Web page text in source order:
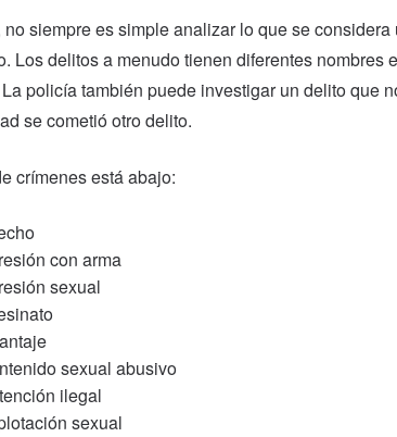
no siempre es simple analizar lo que se considera
Los delitos a menudo tienen diferentes nombres
policía también puede investigar un delito que
se cometió otro delito.
crímenes está abajo:
con arma
sexual
sexual abusivo
ilegal
sexual